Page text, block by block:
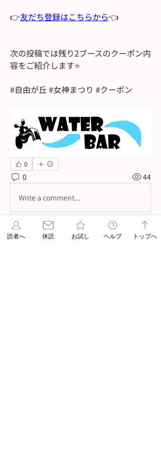
👉友だち登録はこちらから👈
次の投稿では残り2ブースのクーポン内
容をご紹介します⭐️
#自由が丘 #女神まつり #クーポン
0
0 44
Write a comment...
グループについて
読者へ 休読 お試し ヘルプ トップへ